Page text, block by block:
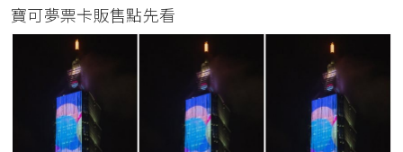
寶可夢票卡販售點先看